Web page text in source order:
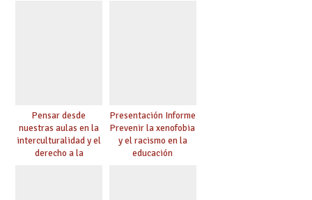
Pensar desde
nuestras aulas en la
interculturalidad y el
derecho a la
Presentación Informe
Prevenir la xenofobia
y el racismo en la
educación